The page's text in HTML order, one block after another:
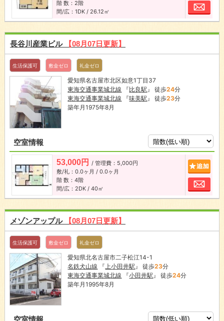
階 数：2階
間/広：1DK / 26.12㎡
お
長谷川産業ビル 【08月07日更新】
生活保護可 敷金ゼロ 礼金ゼロ
愛知県名古屋市北区如意1丁目37
東海交通事業城北線 『比良駅』 徒歩24分
東海交通事業城北線 『味美駅』 徒歩23分
築年月1975年8月
空室情報
53,000円 / 管理費：5,000円
敷/礼：0.0ヶ月 / 0.0ヶ月
階 数：4階
間/広：2DK / 40㎡
お
メゾンアップル 【08月07日更新】
生活保護可 敷金ゼロ 礼金ゼロ
愛知県北名古屋市二子松江14-1
名鉄犬山線 『上小田井駅』 徒歩23分
東海交通事業城北線 『小田井駅』 徒歩24分
築年月1995年8月
空室情報